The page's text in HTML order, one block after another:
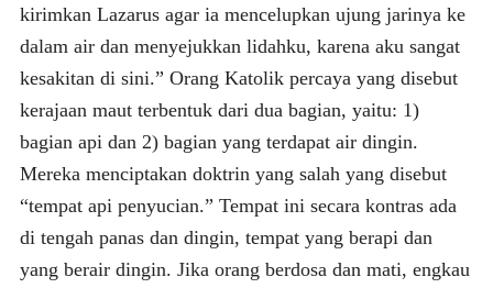
kirimkan Lazarus agar ia mencelupkan ujung jarinya ke
dalam air dan menyejukkan lidahku, karena aku sangat
kesakitan di sini.” Orang Katolik percaya yang disebut
kerajaan maut terbentuk dari dua bagian, yaitu: 1)
bagian api dan 2) bagian yang terdapat air dingin.
Mereka menciptakan doktrin yang salah yang disebut
“tempat api penyucian.” Tempat ini secara kontras ada
di tengah panas dan dingin, tempat yang berapi dan
yang berair dingin. Jika orang berdosa dan mati, engkau